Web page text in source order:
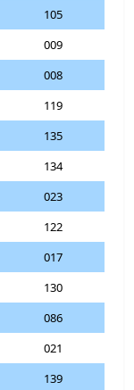
105
009
008
119
135
134
023
122
017
130
086
021
139